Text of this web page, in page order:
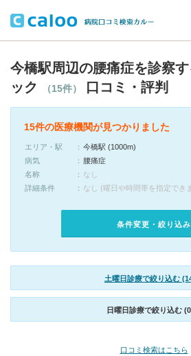
今橋駅周辺の腰痛症を診察
ック
（15件） 口コミ・評判
15件の医療機関が見つかりました
エリア・駅
今橋駅 (1000m)
病気
腰痛症
名称
なし
詳細条件
なし (曜日や時間帯を指定でき
条件変更・絞り込み
土曜日診療で絞り込む
日曜日診療で絞り込む
口コミ検索はこちら